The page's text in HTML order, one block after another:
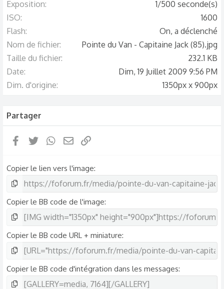
Exposition
1/500 seconde(s)
ISO
1600
Flash
On, a déclenché
Nom de fichier
Pointe du Van - Capitaine Jack (85).jpg
Taille du fichier
232.1 KB
Date
Dim, 19 Juillet 2009 9:56 PM
Dim. d'origine
1350px x 900px
Partager
FacebookTwitterWhatsApp
Email
Copier le lien vers l'image
Copier le BB code de l'image
Copier le BB code URL + miniature
Copier le BB code d'intégration dans les messages